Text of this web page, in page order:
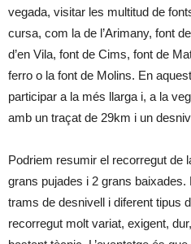
vegada, visitar les multitud de
cursa, com la de l’Arimany, font
d’en Vila, font de Cims, font de
ferro o la font de Molins. En
participar a la més llarga i, a la
amb un traçat de 29km i un
Podriem resumir el recorregut de
grans pujades i 2 grans
trams de desnivell i diferent tipus
recorregut molt variat, exigent,